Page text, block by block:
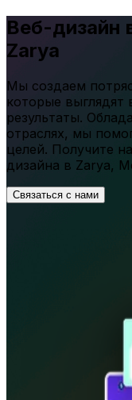
Веб-дизайн
Zarya
Мы создаем
которые выглядят
результаты.
отраслях, мы
целей. Получите
дизайна в Zarya,
Связаться с нами